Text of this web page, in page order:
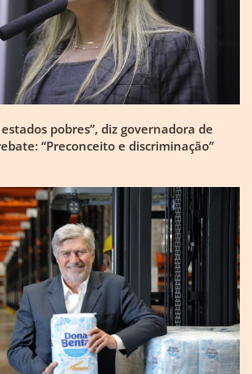
pobres”, diz governadora de
“Preconceito e discriminação”